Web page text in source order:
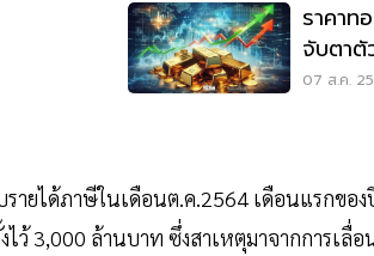
ราคาท
จับตาตั
07 ส.ค.
ายได้ภาษีในเดือนต.ค.2564 เดือนแรกขอ
ไว้ 3,000 ล้านบาท ซึ่งสาเหตุมาจากการเ